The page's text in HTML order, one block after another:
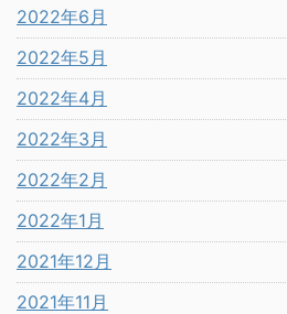
2022年6月
2022年5月
2022年4月
2022年3月
2022年2月
2022年1月
2021年12月
2021年11月